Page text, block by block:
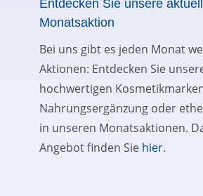
Entdecken Sie unsere
Monatsaktion
Bei uns gibt es jeden Monat
Aktionen: Entdecken Sie
hochwertigen
Nahrungsergänzung oder
in unseren Monatsaktionen.
Angebot finden Sie hier.